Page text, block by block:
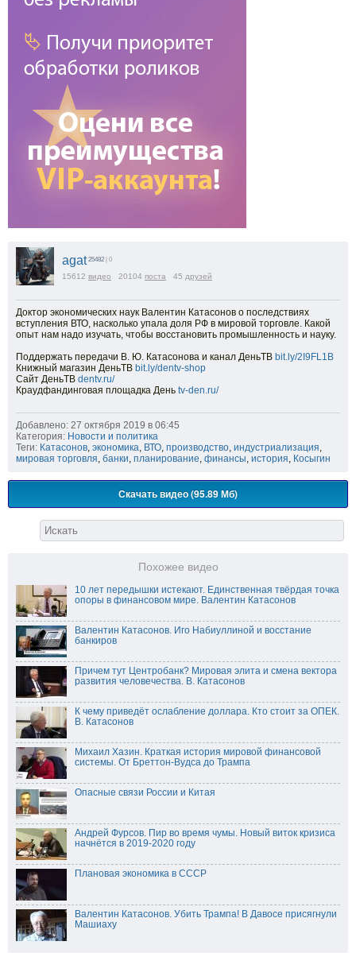
agat 25482 | 0
15612 видео 20104 поста 45 друзей
Доктор экономических наук Валентин Катасонов о последствиях
вступления ВТО, насколько упала доля РФ в мировой торговле. Какой
опыт нам надо изучать, чтобы восстановить промышленность и науку.
Поддержать передачи В. Ю. Катасонова и канал ДеньТВ bit.ly/2I9FL1B
Книжный магазин ДеньТВ bit.ly/dentv-shop
Сайт ДеньТВ dentv.ru/
Краудфандинговая площадка День tv-den.ru/
Добавлено: 27 октября 2019 в 06:45
Категория: Новости и политика
Теги: Катасонов, экономика, ВТО, производство, индустриализация,
мировая торговля, банки, планирование, финансы, история, Косыгин
Скачать видео (95.89 Мб)
Похожее видео
10 лет передышки истекают. Единственная твёрдая точка
опоры в финансовом мире. Валентин Катасонов
Валентин Катасонов. Иго Набиуллиной и восстание
банкиров
Причем тут Центробанк? Мировая элита и смена вектора
развития человечества. В. Катасонов
К чему приведёт ослабление доллара. Кто стоит за ОПЕК.
В. Катасонов
Михаил Хазин. Краткая история мировой финансовой
системы. От Бреттон-Вудса до Трампа
Опасные связи России и Китая
Андрей Фурсов. Пир во время чумы. Новый виток кризиса
начнётся в 2019-2020 году
Плановая экономика в СССР
Валентин Катасонов. Убить Трампа! В Давосе присягнули
Машиаху